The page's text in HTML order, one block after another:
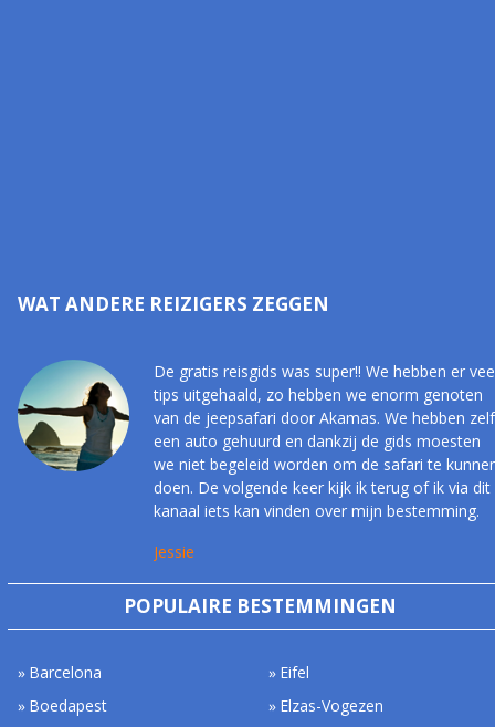
WAT ANDERE REIZIGERS ZEGGEN
De gratis reisgids was super!! We hebben er
tips uitgehaald, zo hebben we enorm genoten
van de jeepsafari door Akamas. We hebben zelf
een auto gehuurd en dankzij de gids moesten
we niet begeleid worden om de safari te
doen. De volgende keer kijk ik terug of ik via dit
kanaal iets kan vinden over mijn bestemming.
Jessie
POPULAIRE BESTEMMINGEN
Barcelona
Boedapest
Eifel
Elzas-Vogezen